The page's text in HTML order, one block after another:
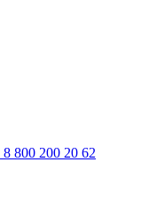
8 800 200 20 62